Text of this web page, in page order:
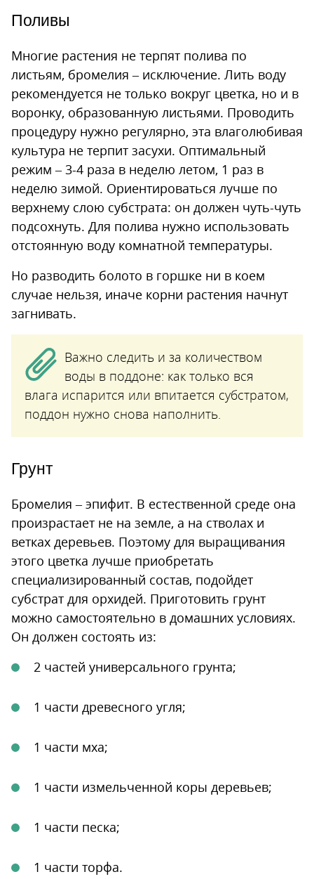
Поливы
Многие растения не терпят полива по
листьям, бромелия – исключение. Лить воду
рекомендуется не только вокруг цветка, но и в
воронку, образованную листьями. Проводить
процедуру нужно регулярно, эта влаголюбивая
культура не терпит засухи. Оптимальный
режим – 3-4 раза в неделю летом, 1 раз в
неделю зимой. Ориентироваться лучше по
верхнему слою субстрата: он должен чуть-чуть
подсохнуть. Для полива нужно использовать
отстоянную воду комнатной температуры.
Но разводить болото в горшке ни в коем
случае нельзя, иначе корни растения начнут
загнивать.
Важно следить и за количеством
воды в поддоне: как только вся
влага испарится или впитается субстратом,
поддон нужно снова наполнить.
Грунт
Бромелия – эпифит. В естественной среде она
произрастает не на земле, а на стволах и
ветках деревьев. Поэтому для выращивания
этого цветка лучше приобретать
специализированный состав, подойдет
субстрат для орхидей. Приготовить грунт
можно самостоятельно в домашних условиях.
Он должен состоять из:
2 частей универсального грунта;
1 части древесного угля;
1 части мха;
1 части измельченной коры деревьев;
1 части песка;
1 части торфа.